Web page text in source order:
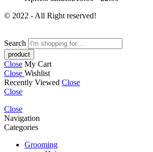
© 2022 - All Right reserved!
Search
Close My Cart
Close Wishlist
Recently Viewed Close
Close
Close
Navigation
Categories
Grooming